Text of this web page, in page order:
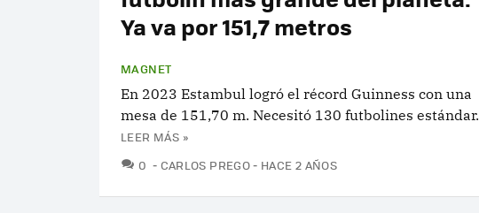
Ya va por 151,7 metros
MAGNET
En 2023 Estambul logró el récord Guinness con una
mesa de 151,70 m. Necesitó 130 futbolines estándar.
LEER MÁS »
0 COMENTARIOS
CARLOS PREGO HACE 2 AÑOS